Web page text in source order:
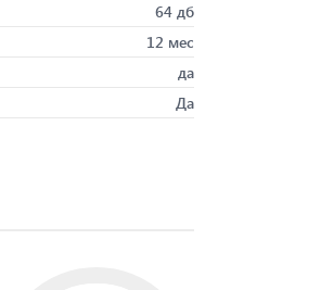
64 дб
12 мес
да
Да